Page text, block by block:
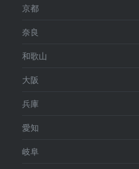
京都
奈良
和歌山
大阪
兵庫
愛知
岐阜